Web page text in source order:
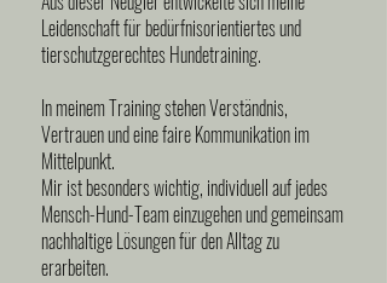
Leidenschaft für bedürfnisorientiertes und
tierschutzgerechtes Hundetraining.
In meinem Training stehen Verständnis,
Vertrauen und eine faire Kommunikation im
Mittelpunkt.
Mir ist besonders wichtig, individuell auf jedes
Mensch-Hund-Team einzugehen und gemeinsam
nachhaltige Lösungen für den Alltag zu
erarbeiten.